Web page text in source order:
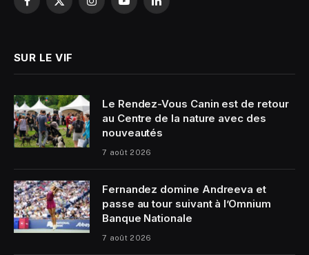
Facebook
X
InstagramYouTubeLinkedIn
SUR LE VIF
Le Rendez-Vous Canin est de retour
au Centre de la nature avec des
nouveautés
7 août 2026
Fernandez domine Andreeva et
passe au tour suivant à l’Omnium
Banque Nationale
7 août 2026